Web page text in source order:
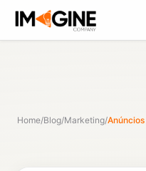
Home/Blog/Marketing/